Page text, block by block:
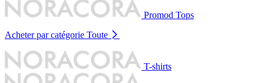
Promod Tops
Acheter par catégorie Toute
T-shirts